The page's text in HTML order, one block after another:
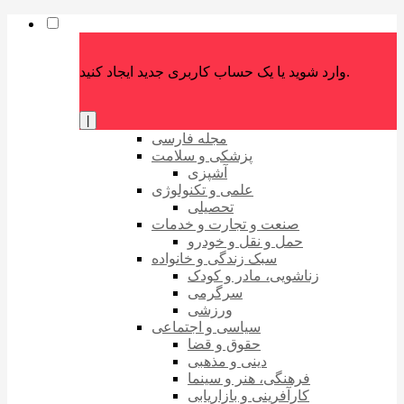
وارد شوید یا یک حساب کاربری جدید ایجاد کنید.
مجله فارسی
پزشکی و سلامت
آشپزی
علمی و تکنولوژی
تحصیلی
صنعت و تجارت و خدمات
حمل و نقل و خودرو
سبک زندگی و خانواده
زناشویی، مادر و کودک
سرگرمی
ورزشی
سیاسی و اجتماعی
حقوق و قضا
دینی و مذهبی
فرهنگی، هنر و سینما
کارآفرینی و بازاریابی